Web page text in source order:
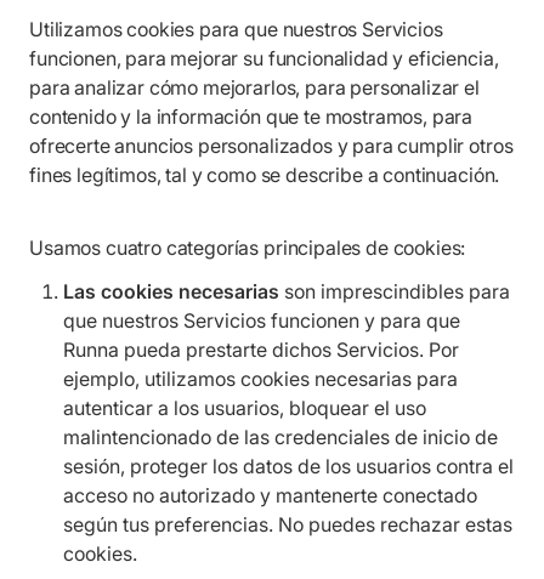
Utilizamos cookies para que nuestros Servicios
funcionen, para mejorar su funcionalidad y eficiencia,
para analizar cómo mejorarlos, para personalizar el
contenido y la información que te mostramos, para
ofrecerte anuncios personalizados y para cumplir otros
fines legítimos, tal y como se describe a continuación.
Usamos cuatro categorías principales de cookies:
Las cookies necesarias son imprescindibles para
que nuestros Servicios funcionen y para que
Runna pueda prestarte dichos Servicios. Por
ejemplo, utilizamos cookies necesarias para
autenticar a los usuarios, bloquear el uso
malintencionado de las credenciales de inicio de
sesión, proteger los datos de los usuarios contra el
acceso no autorizado y mantenerte conectado
según tus preferencias. No puedes rechazar estas
cookies.